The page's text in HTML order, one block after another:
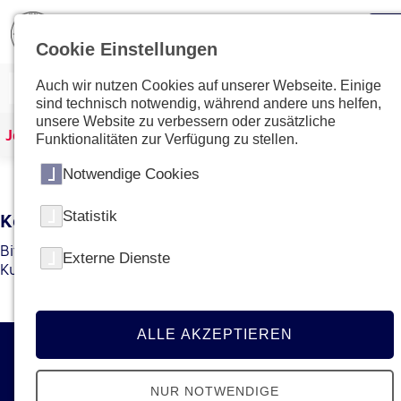
Johanniter Österreich Kurse & Ausbildungen
Kein Kurs mit dieser ID gefunden
Bitte gehen Sie zur Übersichtsseite
Kurs bzw. die gewünschte Ausbildung zu finden.
Cookie Einstellungen
Auch wir nutzen Cookies auf unserer Webseite. Einige
sind technisch notwendig, während andere uns helfen,
unsere Website zu verbessern oder zusätzliche
Funktionalitäten zur Verfügung zu stellen.
Notwendige Cookies
Statistik
Externe Dienste
ALLE AKZEPTIEREN
NUR NOTWENDIGE